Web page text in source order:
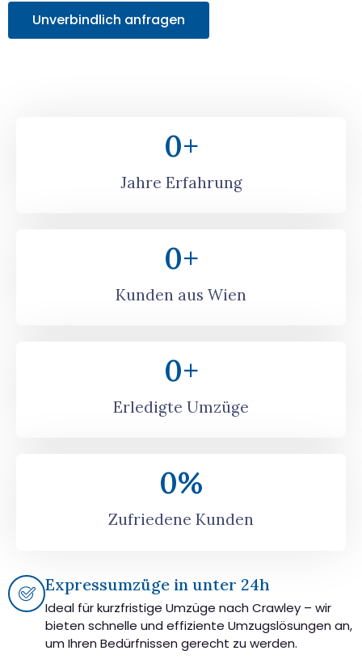
Unverbindlich anfragen
Jahre Erfahrung
0+
Kunden aus Wien
0+
Erledigte Umzüge
0+
Zufriedene Kunden
0%
Expressumzüge in unter 24h
Ideal für kurzfristige Umzüge nach Crawley – wir
bieten schnelle und effiziente Umzugslösungen an,
um Ihren Bedürfnissen gerecht zu werden.